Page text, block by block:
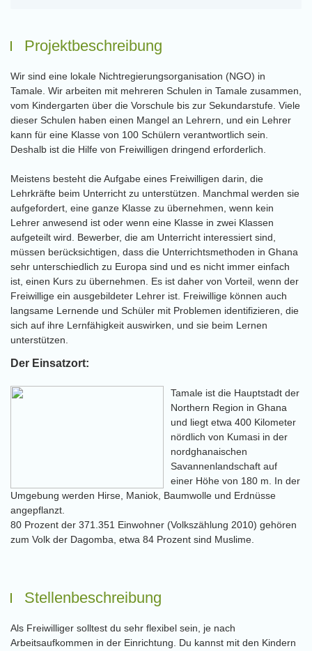
Projektbeschreibung
Wir sind eine lokale Nichtregierungsorganisation (NGO) in
Tamale. Wir arbeiten mit mehreren Schulen in Tamale zusammen,
vom Kindergarten über die Vorschule bis zur Sekundarstufe. Viele
dieser Schulen haben einen Mangel an Lehrern, und ein Lehrer
kann für eine Klasse von 100 Schülern verantwortlich sein.
Deshalb ist die Hilfe von Freiwilligen dringend erforderlich.
Meistens besteht die Aufgabe eines Freiwilligen darin, die
Lehrkräfte beim Unterricht zu unterstützen. Manchmal werden sie
aufgefordert, eine ganze Klasse zu übernehmen, wenn kein
Lehrer anwesend ist oder wenn eine Klasse in zwei Klassen
aufgeteilt wird. Bewerber, die am Unterricht interessiert sind,
müssen berücksichtigen, dass die Unterrichtsmethoden in Ghana
sehr unterschiedlich zu Europa sind und es nicht immer einfach
ist, einen Kurs zu übernehmen. Es ist daher von Vorteil, wenn der
Freiwillige ein ausgebildeter Lehrer ist. Freiwillige können auch
langsame Lernende und Schüler mit Problemen identifizieren, die
sich auf ihre Lernfähigkeit auswirken, und sie beim Lernen
unterstützen.
Der Einsatzort:
Tamale ist die Hauptstadt der
Northern Region in Ghana
und liegt etwa 400 Kilometer
nördlich von Kumasi in der
nordghanaischen
Savannenlandschaft auf
einer Höhe von 180 m. In der
Umgebung werden Hirse, Maniok, Baumwolle und Erdnüsse
angepflanzt.
80 Prozent der 371.351 Einwohner (Volkszählung 2010) gehören
zum Volk der Dagomba, etwa 84 Prozent sind Muslime.
Stellenbeschreibung
Als Freiwilliger solltest du sehr flexibel sein, je nach
Arbeitsaufkommen in der Einrichtung. Du kannst mit den Kindern